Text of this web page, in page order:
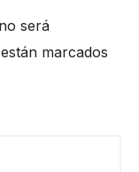
será
marcados